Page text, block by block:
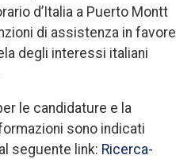
d’Italia a Puerto Montt
di assistenza in favore
degli interessi italiani
le candidature e la
sono indicati
seguente link: Ricerca-